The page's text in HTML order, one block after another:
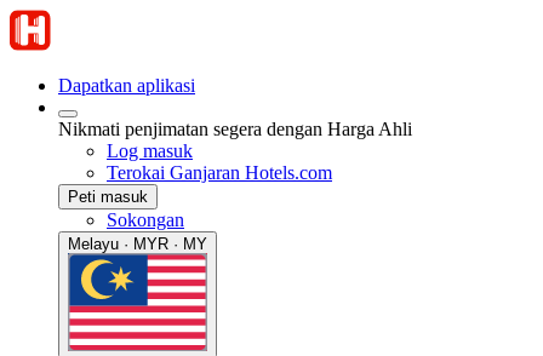
Dapatkan aplikasi
Nikmati penjimatan segera dengan Harga Ahli
Log masuk
Terokai Ganjaran Hotels.com
Peti masuk
Sokongan
Melayu · MYR · MY